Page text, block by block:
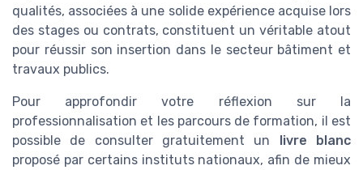
qualités, associées à une solide expérience acquise lors
des stages ou contrats, constituent un véritable atout
pour réussir son insertion dans le secteur bâtiment et
travaux publics.
Pour approfondir votre réflexion sur la
professionnalisation et les parcours de formation, il est
possible de consulter gratuitement un livre blanc
proposé par certains instituts nationaux, afin de mieux